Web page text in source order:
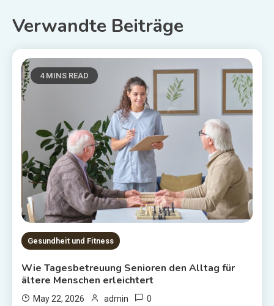
Verwandte Beiträge
4 MINS READ
Gesundheit und Fitness
Wie Tagesbetreuung Senioren den Alltag für
ältere Menschen erleichtert
May 22, 2026 admin 0